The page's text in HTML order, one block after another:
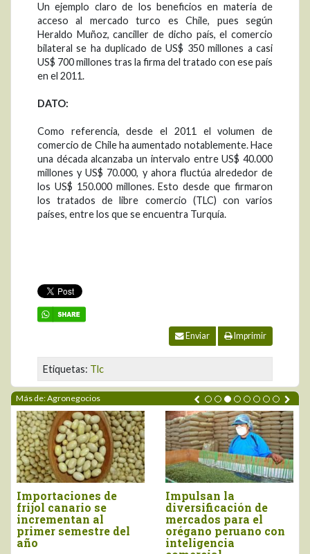
Un ejemplo claro de los beneficios en materia de
acceso al mercado turco es Chile, pues según
Heraldo Muñoz, canciller de dicho país, el comercio
bilateral se ha duplicado de US$ 350 millones a casi
US$ 700 millones tras la firma del tratado con ese país
en el 2011.
DATO:
Como referencia, desde el 2011 el volumen de
comercio de Chile ha aumentado notablemente. Hace
una década alcanzaba un intervalo entre US$ 40.000
millones y US$ 70.000, y ahora fluctúa alrededor de
los US$ 150.000 millones. Esto desde que firmaron
los tratados de libre comercio (TLC) con varios
países, entre los que se encuentra Turquía.
Enviar Imprimir
Etiquetas: Tlc
Más de: Agronegocios
Impulsan la
diversificación de
mercados para el
orégano peruano con
inteligencia
Perú importó vino por
más de US$ 16,4
millones, entre enero
y junio